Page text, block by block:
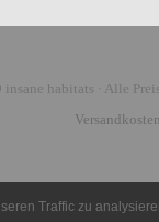
habitats · Alle
Versandkosten
Traffic zu